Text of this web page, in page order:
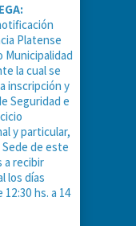
Platense
Municipalidad
la cual se
inscripción y
Seguridad e
y particular,
de este
a recibir
los días
hs. a 14